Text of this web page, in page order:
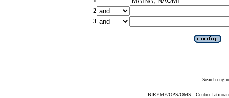
2
3
Search
BIREME/OPS/OMS - Centro